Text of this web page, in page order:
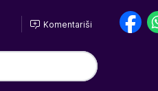
Komentariši